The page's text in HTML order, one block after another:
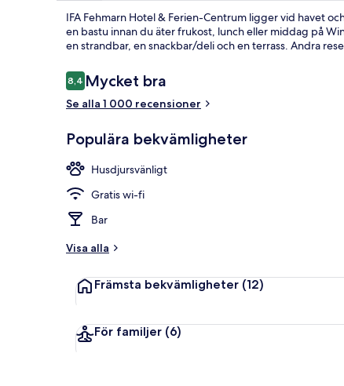
IFA Fehmarn Hotel & Ferien-Centrum ligger vid havet
en bastu innan du äter frukost, lunch eller middag på
en strandbar, en snackbar/deli och en terrass. Andra
Recensioner
8,48,4 av 10,
Mycket bra
Se alla 1 000 recensioner
Populära bekvämligheter
Husdjursvänligt
Gratis wi-fi
Bar
Visa alla
Främsta bekvämligheter (12)
För familjer (6)